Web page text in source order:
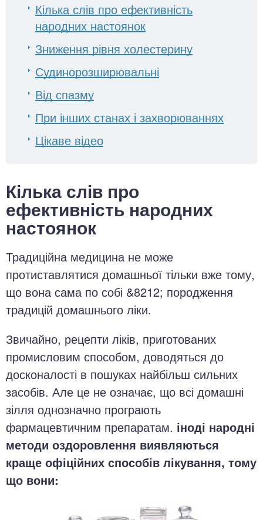
Кілька слів про ефективність
народних настоянок
Зниження рівня холестерину
Судинорозширювальні
Від спазму
При інших станах і захворюваннях
Цікаве відео
Кілька слів про
ефективність народних
настоянок
Традиційна медицина не може
протиставлятися домашньої тільки вже тому,
що вона сама по собі &8212; породження
традицій домашнього ліки.
Звичайно, рецепти ліків, приготованих
промисловим способом, доводяться до
досконалості в пошуках найбільш сильних
засобів. Але це не означає, що всі домашні
зілля однозначно програють
фармацевтичним препаратам. іноді народні
методи оздоровлення виявляються
краще офіційних способів лікування, тому
що вони: